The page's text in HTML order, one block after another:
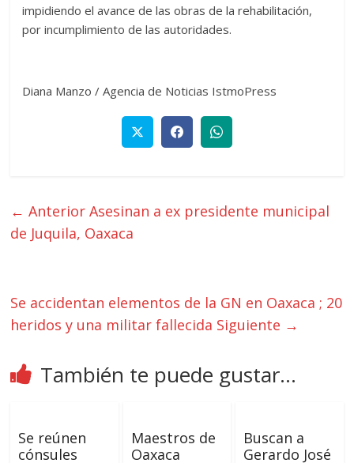
impidiendo el avance de las obras de la rehabilitación,
por incumplimiento de las autoridades.
Diana Manzo / Agencia de Noticias IstmoPress
← Anterior Asesinan a ex presidente municipal
de Juquila, Oaxaca
Se accidentan elementos de la GN en Oaxaca ; 20
heridos y una militar fallecida Siguiente →
También te puede gustar...
Se reúnen
cónsules
Maestros de
Oaxaca
Buscan a
Gerardo José